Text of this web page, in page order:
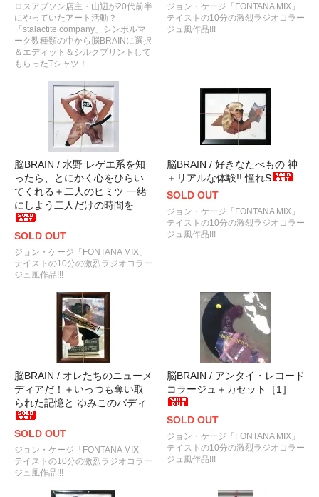
ロスアプソン店主・山辺が20代前半
にやっていたアート活動？
「stalactite company」シンボルマ
ーク数種類の中から脳BRAINに選択
＆エディット＆シルクプリントして
もらったTシャツ！
ジョン・ケージ「FONTANA MIX」
テイストの10分の激烈ラジオコラー
ジュ風作品!!!
脳BRAIN / 水野 レゲエ系を知
ったら、とにかく心をひらい
てくれる＋二人のヒミツ 一緒
にしよう二人だけの時間を
SOLD OUT
ジョン・ケージ「FONTANA MIX」
テイストの10分の激烈ラジオコラー
ジュ風作品!!!
脳BRAIN / 好きなたべもの 神
＋リアルな体験!! 憧れS
SOLD OUT
ジョン・ケージ「FONTANA MIX」
テイストの10分の激烈ラジオコラー
ジュ風作品!!!
脳BRAIN / オレたちのニューメ
ディアだ！＋いっつも奪い取
られた記憶と ゆみこのバディ
SOLD OUT
ジョン・ケージ「FONTANA MIX」
テイストの10分の激烈ラジオコラー
ジュ風作品!!!
脳BRAIN / アンタイ・レコード
コラージュ＋カセット［1］
SOLD OUT
ジョン・ケージ「FONTANA MIX」
テイストの10分の激烈ラジオコラー
ジュ風作品!!!